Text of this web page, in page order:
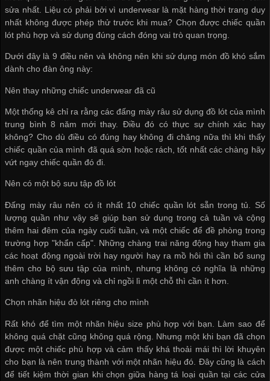
sửa nhất. Liệu có phải bởi vì underwear là mặt hàng thời trang duy
nhất không được phép thử trước khi mua? Chọn được chiếc quần
lót phù hợp và sử dụng đúng cách đóng vai trò quan trọng.
Dưới đây là 9 điều nên và không nên khi sử dụng món đồ khó sắm
dành cho đàn ông này:
Nên thay những chiếc underwear đã cũ
Một thống kê chỉ ra rằng các đấng mày râu sử dụng đồ lót của mình
trung bình 8 năm mới thay. Điều đó có thực sự chính xác hay
không? Cho dù điều có đúng hay không đi chăng nữa thì khi thấy
chiếc quần của mình đã quá sờn hoặc rách, tốt nhất các chàng hãy
vứt ngay chiếc quần đó đi.
Nên có một bộ sưu tập đồ lót
Đấng mày râu nên có ít nhất 10 chiếc quần lót sẵn trong tủ. Số
lượng quần như vậy sẽ giúp bạn sử dụng trong cả tuần và cộng
thêm hai đêm của ngày cuối tuần, và một chiếc để đề phòng trong
trường hợp "khẩn cấp". Những chàng trai năng động hay tham gia
các hoạt động ngoài trời hay người hay ra mồ hôi thì cần bổ sung
thêm cho bộ sưu tập của mình, nhưng không có nghĩa là những
anh chàng ít vận động và chỉ ngồi lì một chỗ thì cần ít hơn.
Chọn nhãn hiệu đò lót riêng cho mình
Rất khó để tìm một nhãn hiệu size phù hợp với bạn. Làm sao để
không quá chặt cũng không quá rộng. Nhưng một khi bạn đã chọn
được một chiếc phù hợp và cảm thấy khá thoải mái thì lời khuyên
cho bạn là nên trung thành với một nhãn hiệu đó. Đây cũng là cách
để tiết kiệm thời gian khi chọn giữa hàng tá loại quần tại các cửa